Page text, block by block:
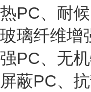
热PC、耐
玻璃纤维增
强PC、无
屏蔽PC、